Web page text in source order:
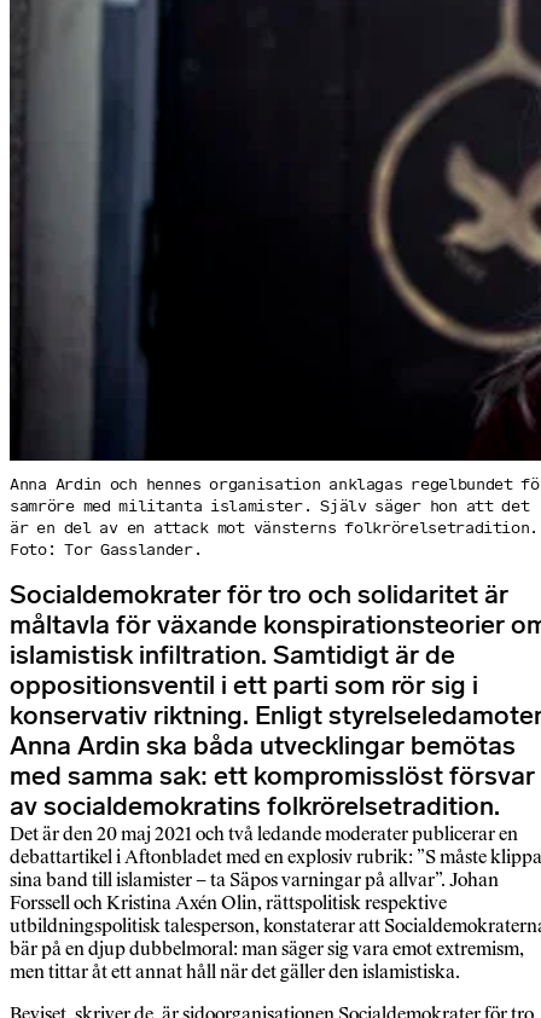
Anna Ardin och hennes organisation anklagas regelbundet
sam­röre med militanta islamister. Själv säger hon att det
är en del av en attack mot vänsterns folkrörelse­tradition.
Foto: Tor Gasslander.
Socialdemokrater för tro och solidaritet är
måltavla för växande konspirationsteorier
islamistisk infiltration. Samtidigt är de
oppositionsventil i ett parti som rör sig i
konservativ riktning. Enligt
Anna Ardin ska båda utvecklingar bemötas
med samma sak: ett kompromisslöst försvar
av socialdemokratins folkrörelsetradition.
Det är den 20 maj 2021 och två ledande moderater publicerar en
debattartikel i Aftonbladet med en explosiv rubrik: ”S måste klippa
sina band till islamister – ta Säpos varningar på allvar”. Johan
Forssell och Kristina Axén Olin, rättspolitisk respektive
utbildningspolitisk tales­person, konstaterar att
bär på en djup dubbelmoral: man säger sig vara emot extremism,
men tittar åt ett annat håll när det gäller den islamistiska.